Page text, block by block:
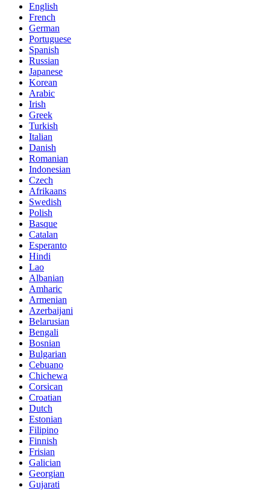
English
French
German
Portuguese
Spanish
Russian
Japanese
Korean
Arabic
Irish
Greek
Turkish
Italian
Danish
Romanian
Indonesian
Czech
Afrikaans
Swedish
Polish
Basque
Catalan
Esperanto
Hindi
Lao
Albanian
Amharic
Armenian
Azerbaijani
Belarusian
Bengali
Bosnian
Bulgarian
Cebuano
Chichewa
Corsican
Croatian
Dutch
Estonian
Filipino
Finnish
Frisian
Galician
Georgian
Gujarati